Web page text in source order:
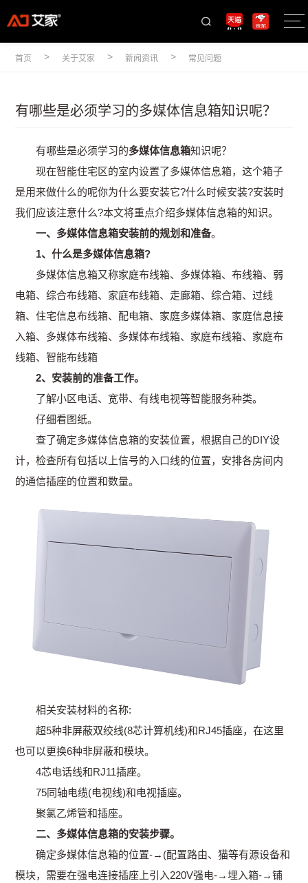
首页 > 关于艾家 >新闻资讯 > 常见问题
有哪些是必须学习的多媒体信息箱知识呢？
有哪些是必须学习的多媒体信息箱知识呢？
现在智能住宅区的室内设置了多媒体信息箱，这个箱子
是用来做什么的呢你为什么要安装它?什么时候安装?安装时
我们应该注意什么?本文将重点介绍多媒体信息箱的知识。
一、多媒体信息箱安装前的规划和准备。
1、什么是多媒体信息箱?
多媒体信息箱又称家庭布线箱、多媒体箱、布线箱、弱
电箱、综合布线箱、家庭布线箱、走廊箱、综合箱、过线
箱、住宅信息布线箱、配电箱、家庭多媒体箱、家庭信息接
入箱、多媒体布线箱、多媒体布线箱、家庭布线箱、家庭布
线箱、智能布线箱
2、安装前的准备工作。
了解小区电话、宽带、有线电视等智能服务种类。
仔细看图纸。
查了确定多媒体信息箱的安装位置，根据自己的DIY设
计，检查所有包括以上信号的入口线的位置，安排各房间内
的通信插座的位置和数量。
相关安装材料的名称:
超5种非屏蔽双绞线(8芯计算机线)和RJ45插座，在这里
也可以更换6种非屏蔽和模块。
4芯电话线和RJ11插座。
75同轴电缆(电视线)和电视插座。
聚氯乙烯管和插座。
二、多媒体信息箱的安装步骤。
确定多媒体信息箱的位置-→(配置路由、猫等有源设备和
模块，需要在强电连接插座上引入220V强电-→埋入箱-→铺